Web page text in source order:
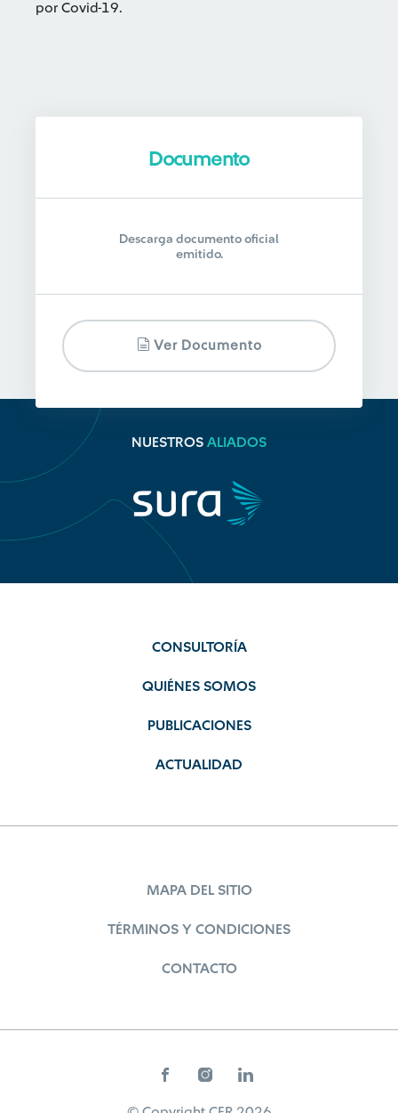
por Covid-19.
Documento
Descarga documento oficial
emitido.
Ver Documento
NUESTROS ALIADOS
CONSULTORÍA
QUIÉNES SOMOS
PUBLICACIONES
ACTUALIDAD
MAPA DEL SITIO
TÉRMINOS Y CONDICIONES
CONTACTO